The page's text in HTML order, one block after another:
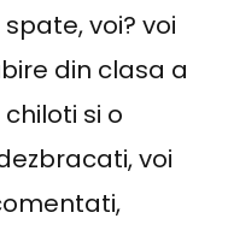
voi? voi
din clasa a
si o
voi